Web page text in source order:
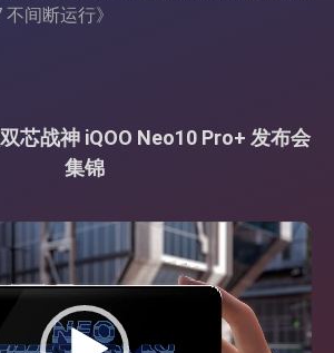
不间断运行》
芯战神 iQOO Neo10 Pro+ 发布会
集锦